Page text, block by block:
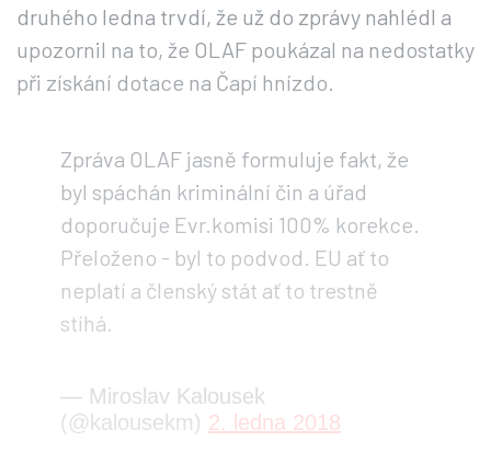
druhého ledna trvdí, že už do zprávy nahlédl a
upozornil na to, že OLAF poukázal na nedostatky
při získání dotace na Čapí hnízdo.
Zpráva OLAF jasně formuluje fakt, že
byl spáchán kriminální čin a úřad
doporučuje Evr.komisi 100% korekce.
Přeloženo - byl to podvod. EU ať to
neplatí a členský stát ať to trestně
stíhá.
— Miroslav Kalousek
(@kalousekm) 2. ledna 2018